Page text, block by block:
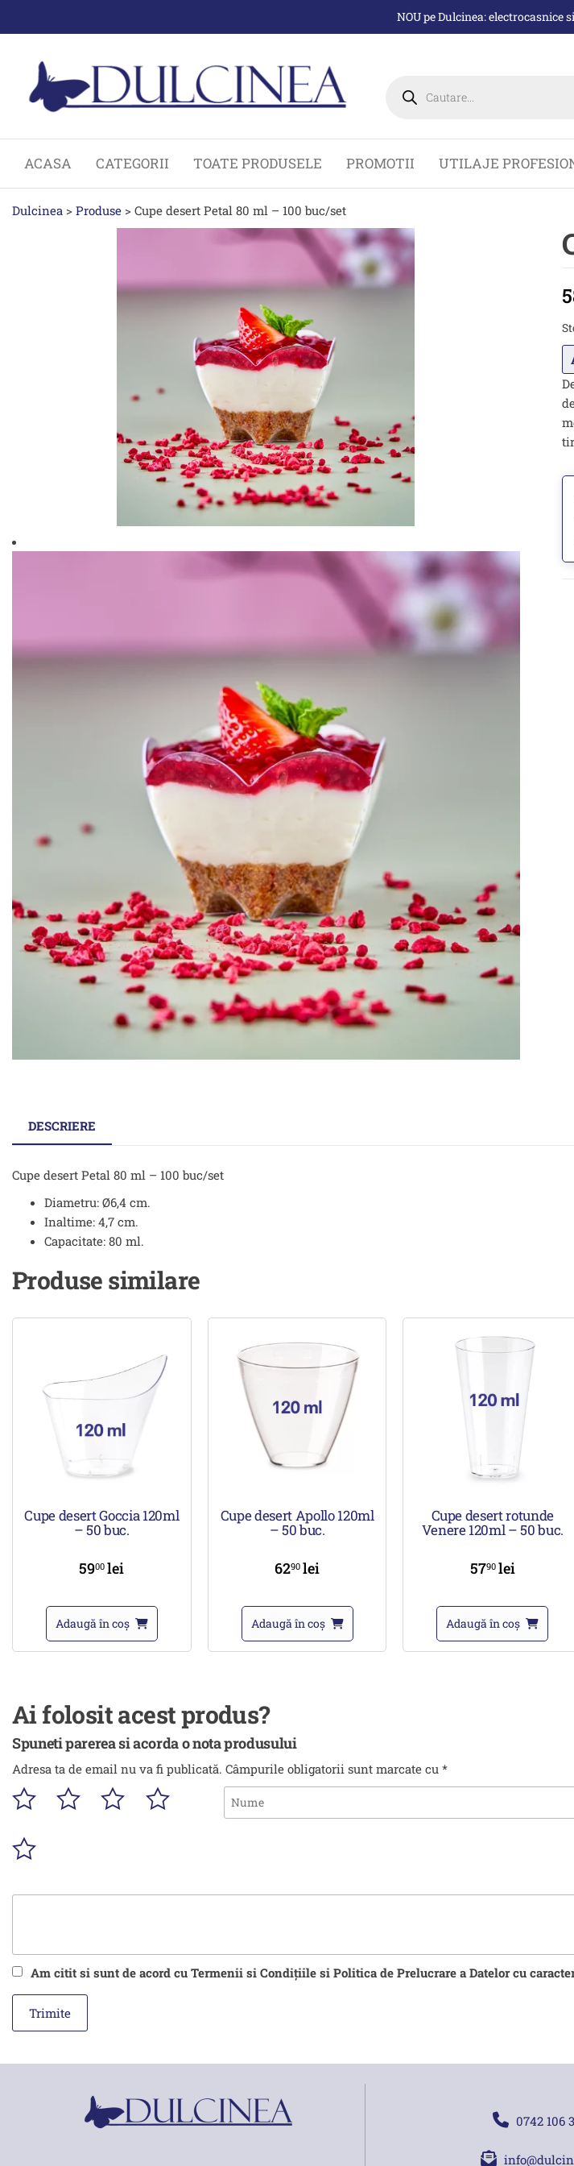
NOU pe Dulcinea: electrocasnice
search
ACASA CATEGORII TOATE PRODUSELE PROMOTII UTILAJE
Dulcinea > Produse > Cupe desert Petal 80 ml – 100 buc/set
DESCRIERE
Cupe desert Petal 80 ml – 100 buc/set
Diametru: Ø6,4 cm.
Inaltime: 4,7 cm.
Capacitate: 80 ml.
Produse similare
Cupe desert Goccia 120ml
– 50 buc.
5900lei
Adaugă în coș
Cupe desert Apollo 120ml
– 50 buc.
6290lei
Adaugă în coș
Cupe desert rotunde
Venere 120ml – 50 buc.
5790 lei
Adaugă în coș
Ai folosit acest produs?
Spuneti parerea si acorda o nota produsului
Adresa ta de email nu va fi publicată. Câmpurile obligatorii sunt marcate cu *
Am citit si sunt de acord cu Termenii si Condițiile si Politica de Prelucrare a Datelor cu
0742 106